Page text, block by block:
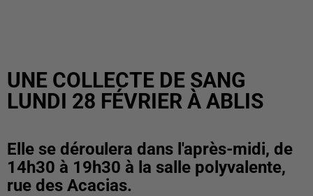
UNE COLLECTE DE SANG
LUNDI 28 FÉVRIER À ABLIS
Elle se déroulera dans l'après-midi, de
14h30 à 19h30 à la salle polyvalente,
rue des Acacias.